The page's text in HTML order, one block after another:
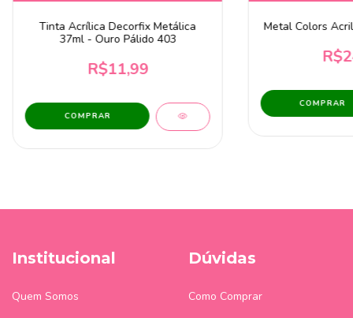
Tinta Acrílica Decorfix Metálica
37ml - Ouro Pálido 403
R$11,99
Metal Colors
COMPRAR
Institucional
Quem Somos
Dúvidas
Como Comprar